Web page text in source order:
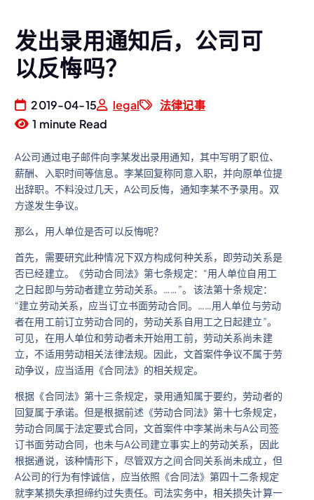
发出录用通知后，公司可
以反悔吗？
2019-04-15 legal
法律记事
1 minute Read
A公司通过电子邮件向李某发出录用通知，其中写明了职位、
薪酬、入职时间等信息。李某回复称同意入职，并向原单位提
出辞职。不料没过几天，A公司反悔，通知李某不予录用。双
方遂发生争议。
那么，用人单位是否可以反悔呢？
首先，需要研究此种情况下双方构成何种关系，即劳动关系是
否已经建立。《劳动合同法》第七条规定：“用人单位自用工
之日起即与劳动者建立劳动关系。……”。 该法第十条规定：
“建立劳动关系，应当订立书面劳动合同。……用人单位与劳动
者在用工前订立劳动合同的，劳动关系自用工之日起建立”。
可见，在用人单位和劳动者未开始用工前，劳动关系尚未建
立，不适用劳动相关法律法规。因此，文首案件争议不属于劳
动争议，应当适用《合同法》的相关规定。
根据《合同法》第十三条规定，录用通知属于要约，劳动者的
回复属于承诺。但是根据前述《劳动合同法》第十七条规定，
劳动合同属于法定要式合同，文首案件中李某尚未与A公司签
订书面劳动合同，也未与A公司建立事实上的劳动关系，因此
根据通说，该种情形下，尽管双方之间合同关系尚未成立，但
A公司的行为有悖诚信，应当依照《合同法》第四十二条规定
就李某损失承担缔约过失责任。司法实务中，相关损失计算一